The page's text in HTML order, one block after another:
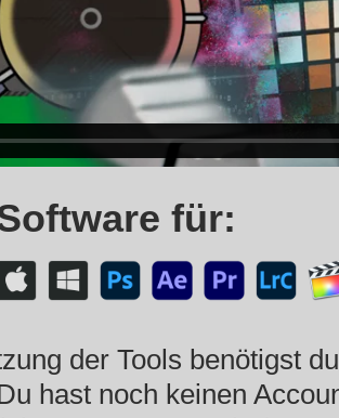
für:
der Tools benötigst
hast noch keinen